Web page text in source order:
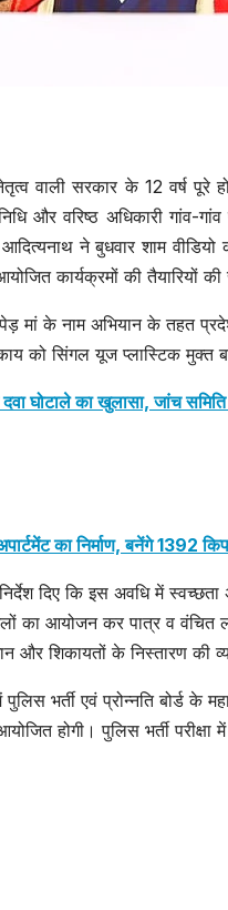
वाली सरकार के 12 वर्ष
और वरिष्ठ अधिकारी
ने बुधवार शाम
कार्यक्रमों की तैयारियों की
के नाम अभियान के तहत
को सिंगल यूज प्लास्टिक मुक्त
घोटाले का खुलासा, जांच समिति
का निर्माण, बनेंगे 1392
दिए कि इस अवधि में
का आयोजन कर पात्र व वंचित
शिकायतों के निस्तारण की
भर्ती एवं प्रोन्नति बोर्ड के
होगी। पुलिस भर्ती